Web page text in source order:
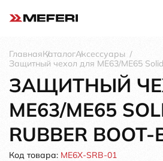
ГлавнаяКаталогАксессуары
Защитный чехол для ME63/ME65
ЗАЩИТНЫЙ
ME63/ME65
RUBBER BOOT-
Код товара: ME6X-SRB-01